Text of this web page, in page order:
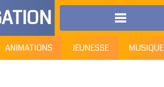
ANIMATIONS JEUNESSE MUSIQUE